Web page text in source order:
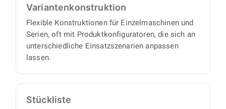
Varianten­konstruktion
Flexible Konstruktionen für Einzelmaschinen und
Serien, oft mit Produktkonfiguratoren, die sich an
unterschiedliche Einsatzszenarien anpassen
lassen.
Stückliste